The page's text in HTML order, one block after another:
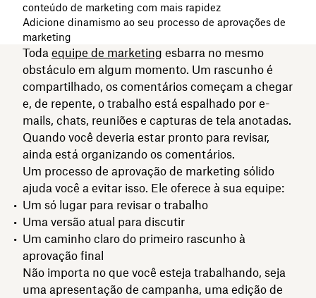
conteúdo de marketing com mais rapidez
Adicione dinamismo ao seu processo de aprovações de
marketing
Toda equipe de marketing esbarra no mesmo
obstáculo em algum momento. Um rascunho é
compartilhado, os comentários começam a chegar
e, de repente, o trabalho está espalhado por e-
mails, chats, reuniões e capturas de tela anotadas.
Quando você deveria estar pronto para revisar,
ainda está organizando os comentários.
Um processo de aprovação de marketing sólido
ajuda você a evitar isso. Ele oferece à sua equipe:
Um só lugar para revisar o trabalho
Uma versão atual para discutir
Um caminho claro do primeiro rascunho à
aprovação final
Não importa no que você esteja trabalhando, seja
uma apresentação de campanha, uma edição de